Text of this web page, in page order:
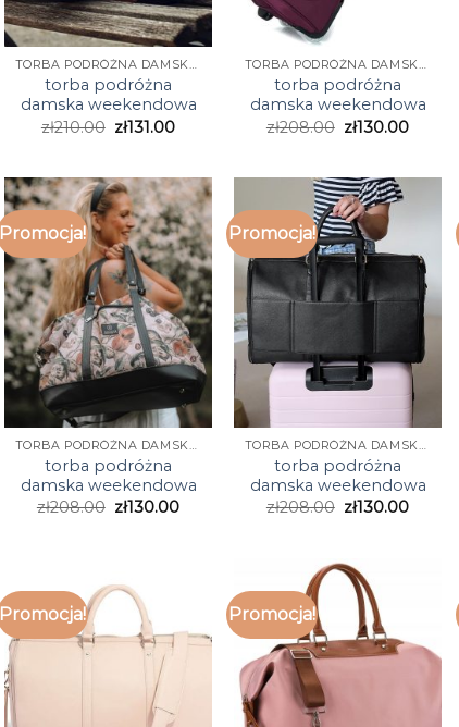
TORBA PODRÓŻNA DAMSKA WEEKENDOWA
torba podróżna
damska weekendowa
zł210.00 zł131.00
TORBA PODRÓŻNA DAMSKA WEEKENDOWA
torba podróżna
damska weekendowa
zł208.00 zł130.00
Promocja!
TORBA PODRÓŻNA DAMSKA WEEKENDOWA
torba podróżna
damska weekendowa
zł208.00 zł130.00
Promocja!
TORBA PODRÓŻNA DAMSKA WEEKENDOWA
torba podróżna
damska weekendowa
zł208.00 zł130.00
Promocja! Promocja!